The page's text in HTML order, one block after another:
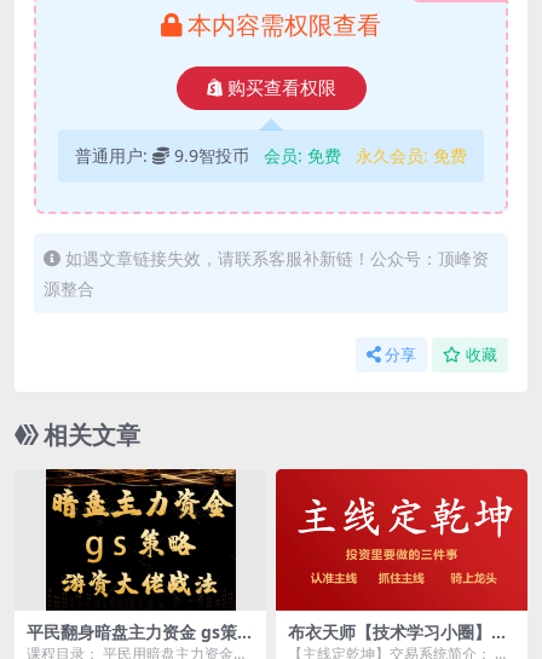
本内容需权限查看
购买查看权限
普通用户: 9.9智投币 会员: 免费 永久会员: 免费
如遇文章链接失效，请联系客服补新链！公众号：顶峰资
源整合
分享 收藏
相关文章
平民翻身暗盘主力资金 gs策略
方法 游资大佬战法教学视频
课程目录： 平民用暗盘主力资金和
布衣天师【技术学习小圈】主
线定乾坤交易系统
【主线定乾坤】交易系统简介： 股